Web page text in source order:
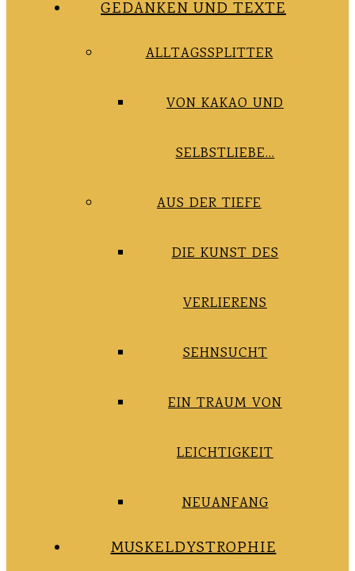
GEDANKEN UND TEXTE
ALLTAGSSPLITTER
VON KAKAO UND
SELBSTLIEBE…
AUS DER TIEFE
DIE KUNST DES
VERLIERENS
SEHNSUCHT
EIN TRAUM VON
LEICHTIGKEIT
NEUANFANG
MUSKELDYSTROPHIE